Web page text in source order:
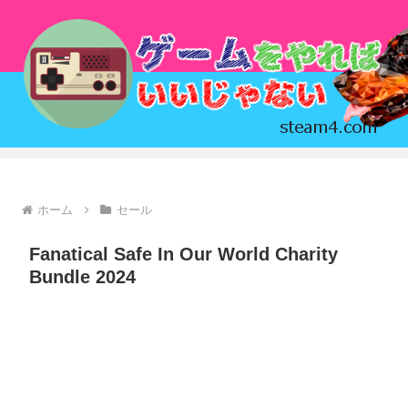
ホーム セール
Fanatical Safe In Our World Charity
Bundle 2024